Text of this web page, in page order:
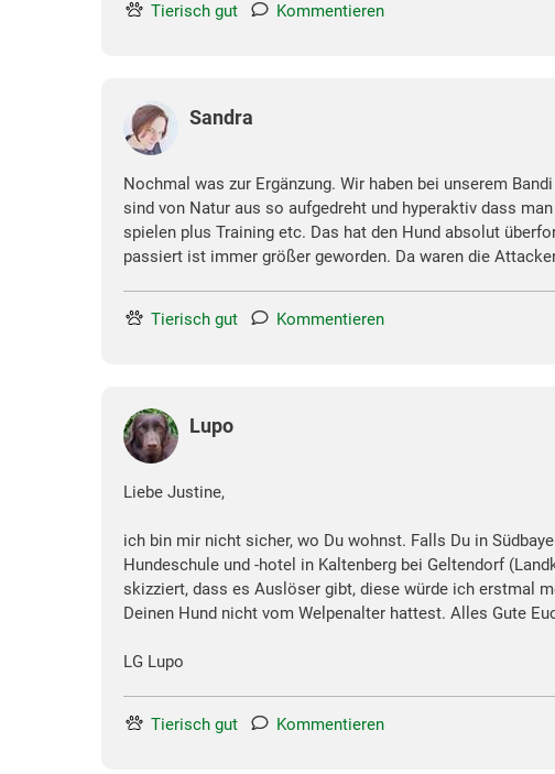
Tierisch gut Kommentieren
Sandra
Nochmal was zur Ergänzung. Wir haben bei unserem
sind von Natur aus so aufgedreht und hyperaktiv dass
spielen plus Training etc. Das hat den Hund absolut
passiert ist immer größer geworden. Da waren die
Tierisch gut Kommentieren
Lupo
Liebe Justine,
ich bin mir nicht sicher, wo Du wohnst. Falls Du in
Hundeschule und -hotel in Kaltenberg bei Geltendorf
skizziert, dass es Auslöser gibt, diese würde ich erstmal
Deinen Hund nicht vom Welpenalter hattest. Alles Gute
LG Lupo
Tierisch gut Kommentieren